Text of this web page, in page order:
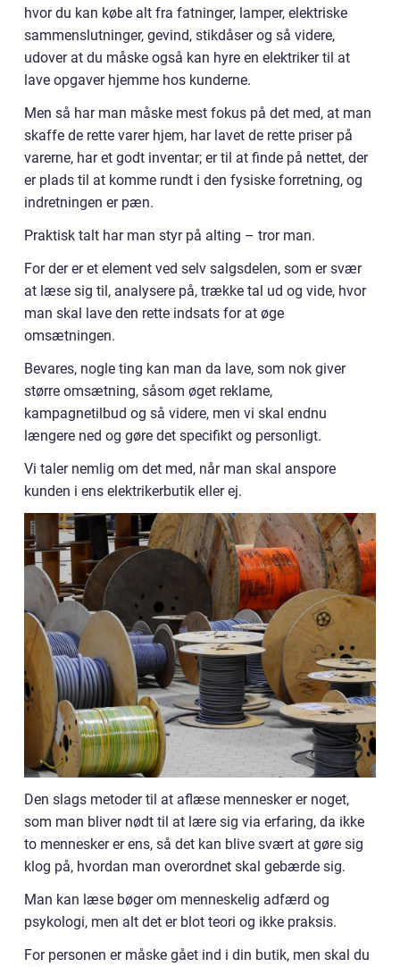
hvor du kan købe alt fra fatninger, lamper, elektriske
sammenslutninger, gevind, stikdåser og så videre,
udover at du måske også kan hyre en elektriker til at
lave opgaver hjemme hos kunderne.
Men så har man måske mest fokus på det med, at man
skaffe de rette varer hjem, har lavet de rette priser på
varerne, har et godt inventar; er til at finde på nettet, der
er plads til at komme rundt i den fysiske forretning, og
indretningen er pæn.
Praktisk talt har man styr på alting – tror man.
For der er et element ved selv salgsdelen, som er svær
at læse sig til, analysere på, trække tal ud og vide, hvor
man skal lave den rette indsats for at øge
omsætningen.
Bevares, nogle ting kan man da lave, som nok giver
større omsætning, såsom øget reklame,
kampagnetilbud og så videre, men vi skal endnu
længere ned og gøre det specifikt og personligt.
Vi taler nemlig om det med, når man skal anspore
kunden i ens elektrikerbutik eller ej.
Den slags metoder til at aflæse mennesker er noget,
som man bliver nødt til at lære sig via erfaring, da ikke
to mennesker er ens, så det kan blive svært at gøre sig
klog på, hvordan man overordnet skal gebærde sig.
Man kan læse bøger om menneskelig adfærd og
psykologi, men alt det er blot teori og ikke praksis.
For personen er måske gået ind i din butik, men skal du